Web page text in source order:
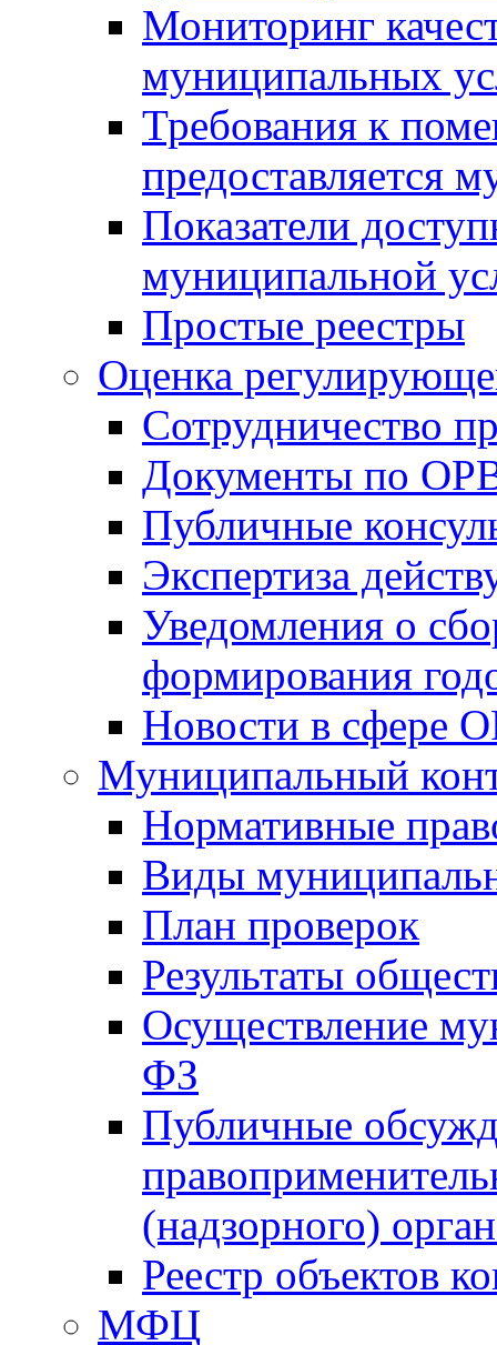
Мониторинг
муниципальных
Требования к
предоставляется
Показатели
муниципальной
Простые реестры
Оценка
Сотрудничество
Документы по
Публичные
Экспертиза
Уведомления о
формирования
Новости в сфере
Муниципальный
Нормативные
Виды
План проверок
Результаты
Осуществление
ФЗ
Публичные
(надзорного)
Реестр объектов
МФЦ